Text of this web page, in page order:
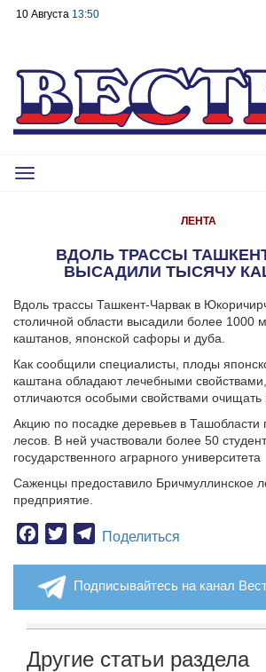
10 Августа 13:50
Toggle
ЛЕНТА
ВДОЛЬ ТРАССЫ
ВЫСАДИЛИ ТЫСЯЧУ
Вдоль трассы Ташкент-Чарвак в
столичной области высадили более 1000
каштанов, японской сафоры и дуба.
Как сообщили специалисты, плоды
каштана обладают лечебными
отличаются особыми свойствами очищать
Акцию по посадке деревьев в Ташобласти
лесов. В ней участвовали более 50
государственного аграрного университета
Саженцы предоставило Бричмуллинское
предприятие.
Facebook
TwitterTelegram
Поделиться
Подписывайтесь на канал
Другие статьи раздела